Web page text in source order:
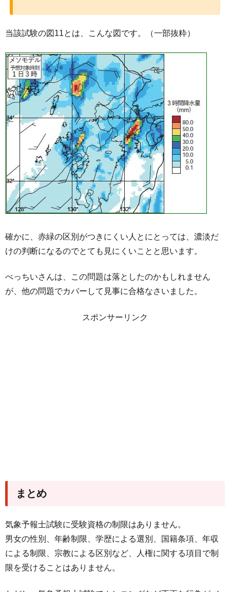
当該試験の図11とは、こんな図です。（一部抜粋）
確かに、赤緑の区別がつきにくい人とにとっては、濃淡だ
けの判断になるのでとても見にくいことと思います。
べっちいさんは、この問題は落としたのかもしれません
が、他の問題でカバーして見事に合格なさいました。
スポンサーリンク
まとめ
気象予報士試験に受験資格の制限はありません。
男女の性別、年齢制限、学歴による選別、国籍条項、年収
による制限、宗教による区別など、人権に関する項目で制
限を受けることはありません。